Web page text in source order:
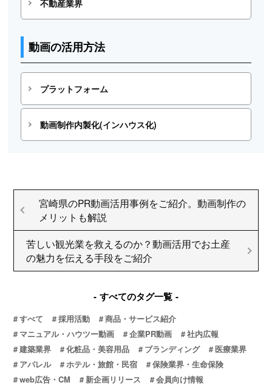
不動産業界
動画の活用方法
プラットフォーム
動画制作内製化(インハウス化)
宮崎県のPR動画活用事例をご紹介。動画制作の
メリットも解説
苦しい観光業を救えるのか？動画活用でお土産
の魅力を伝える手段をご紹介
すべてのタグ一覧
すべて 採用活動
商品・サービス紹介
マニュアル・ハウツー動画
企業PR動画
社内広報
建築業界
化粧品・美容用品 ブランディング
医療業界
アパレル
ホテル・旅館・民宿
保険業界・生命保険
web広告・CM
新企画リリース
会員向け情報